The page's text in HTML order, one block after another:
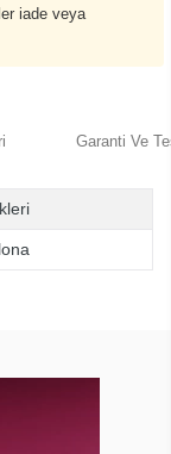
iade veya
Garanti Ve